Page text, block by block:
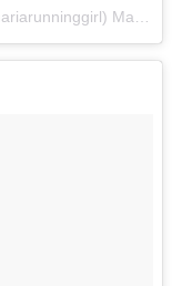
Май 15 2016 в 6:51 PDT